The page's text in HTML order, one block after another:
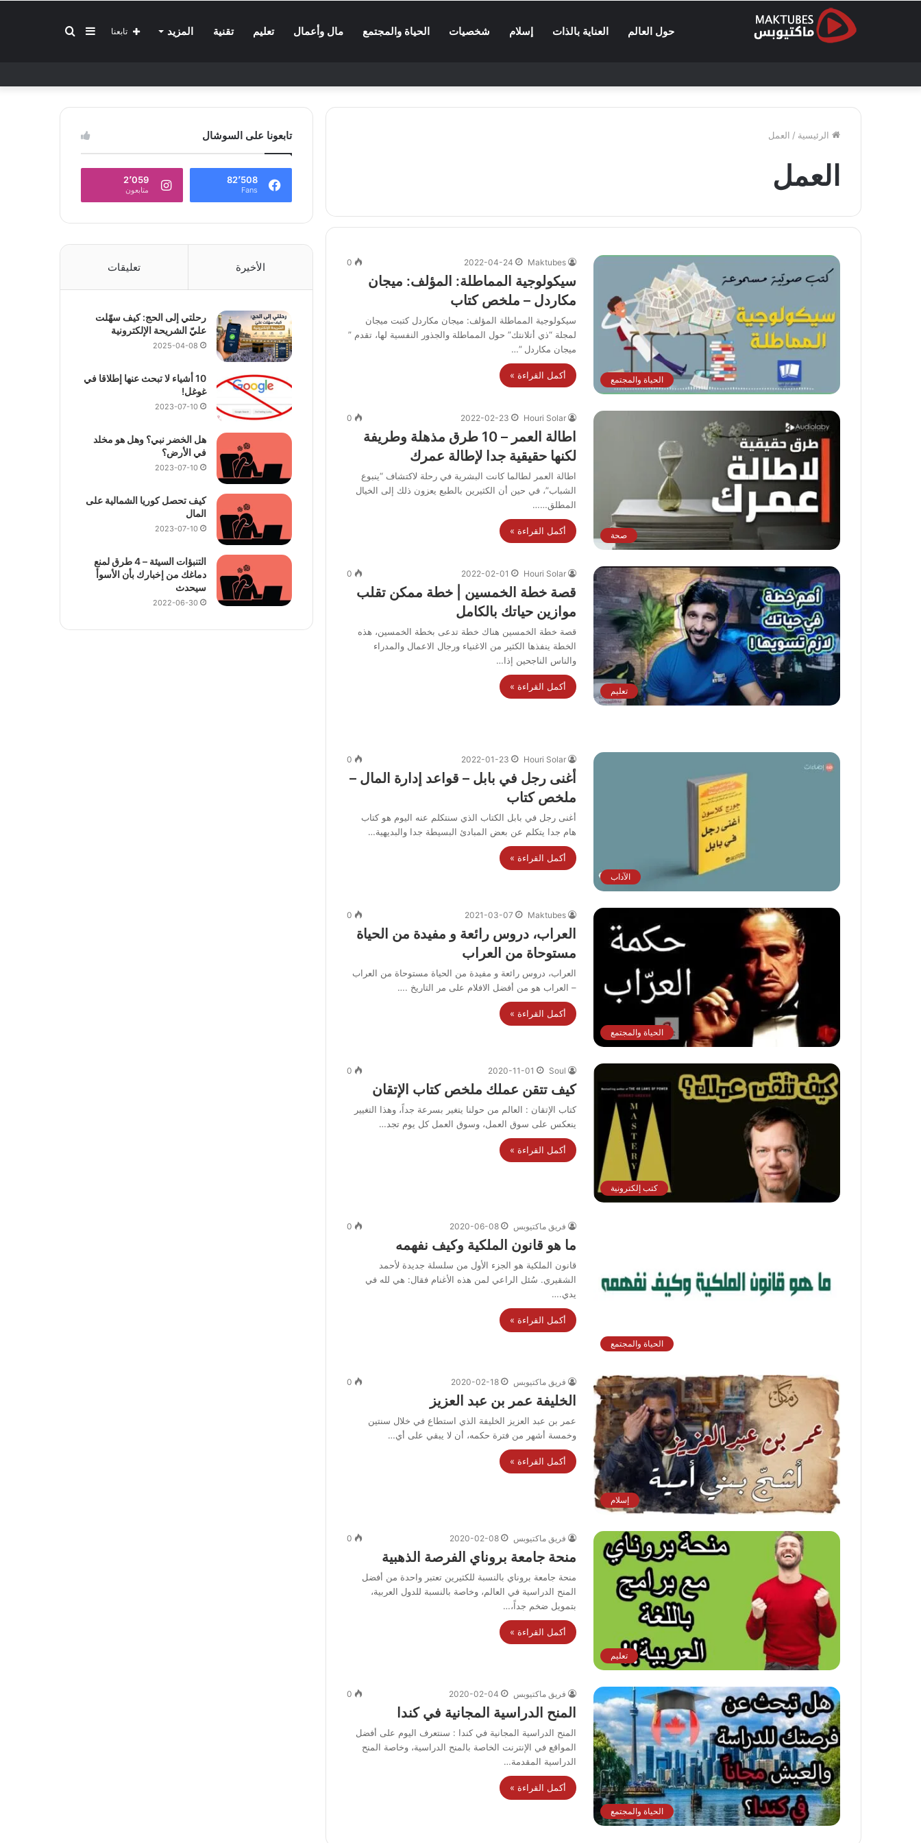
حول العالم العناية بالذات إسلام شخصيات الحياة والمجتمع مال وأعمال تعليم تقنية المزيد بحثإضافة
جانبي
تابعنا
الرئيسية / العمل
العمل
الحياة والمجتمع
Maktubes
2022-04-24
0
سيكولوجية المماطلة: المؤلف: ميجان
مكاردل – ملخص كتاب
سيكولوجية المماطلة المؤلف: ميجان مكاردل كتبت ميجان
لمجلة “ذي أتلانتك” حول المماطلة والجذور النفسية لها، تقدم ”
ميجان مكاردل ”…
أكمل القراءة »
صحة
Houri Solar
2022-02-23
0
اطالة العمر – 10 طرق مذهلة وطريفة
لكنها حقيقية جدا لإطالة عمرك
اطالة العمر لطالما كانت البشرية في رحلة لاكتشاف “ينبوع
الشباب”، في حين أن الكثيرين بالطبع يعزون ذلك إلى الخيال
المطلق……
أكمل القراءة »
تعليم
Houri Solar
2022-02-01
0
قصة خطة الخمسين | خطة ممكن تقلب
موازين حياتك بالكامل
قصة خطة الخمسين هناك خطة تدعى بخطة الخمسين، هذه
الخطة ينفذها الكثير من الاغنياء ورجال الاعمال والمدراء
والناس الناجحين إذا…
أكمل القراءة »
الآداب
Houri Solar
2022-01-23
0
أغنى رجل في بابل – قواعد إدارة المال –
ملخص كتاب
أغنى رجل في بابل الكتاب الذي سنتكلم عنه اليوم هو كتاب
هام جدا يتكلم عن بعض المبادئ البسيطة جدا والبديهية…
أكمل القراءة »
الحياة والمجتمع
Maktubes
2021-03-07
0
العراب، دروس رائعة و مفيدة من الحياة
مستوحاة من العراب
العراب، دروس رائعة و مفيدة من الحياة مستوحاة من العراب
– العراب هو من أفضل الافلام على مر التاريخ .…
أكمل القراءة »
كتب إلكترونية
Soul
2020-11-01
0
كيف تتقن عملك ملخص كتاب الإتقان
كتاب الإتقان : العالم من حولنا يتغير بسرعة جداً، وهذا التغيير
ينعكس على سوق العمل، وسوق العمل كل يوم تجد…
أكمل القراءة »
الحياة والمجتمع
فريق ماكتيوبس 2020-06-08
0
ما هو قانون الملكية وكيف نفهمه
قانون الملكية هو الجزء الأول من سلسلة جديدة لأحمد
الشقيري. سُئل الراعي لمن هذه الأغنام فقال: هي لله في
يدي.…
أكمل القراءة »
إسلام
فريق ماكتيوبس 2020-02-18
0
الخليفة عمر بن عبد العزيز
عمر بن عبد العزيز الخليفة الذي استطاع في خلال سنتين
وخمسة أشهر من فترة حكمه، أن لا يبقي على أي…
أكمل القراءة »
تعليم
فريق ماكتيوبس 2020-02-08
0
منحة جامعة بروناي الفرصة الذهبية
منحة جامعة بروناي بالنسبة للكثيرين تعتبر واحدة من أفضل
المنح الدراسية في العالم، وخاصة بالنسبة للدول العربية،
بتمويل ضخم جداً،…
أكمل القراءة »
الحياة والمجتمع
فريق ماكتيوبس 2020-02-04
0
المنح الدراسية المجانية في كندا
المنح الدراسية المجانية في كندا : سنتعرف اليوم على أفضل
المواقع في الإنترنت الخاصة بالمنح الدراسية، وخاصة المنح
الدراسية المقدمة…
أكمل القراءة »
تابعونا على السوشال
82٬508
Fans
2٬059
متابعون
الأخيرة تعليقات
رحلتي إلى الحج: كيف سهّلت
عليّ الشريحة الإلكترونية
2025-04-08
10 أشياء لا تبحث عنها إطلاقا في
غوغل!
2023-07-10
هل الخضر نبي؟ وهل هو مخلد
في الأرض؟
2023-07-10
كيف تحصل كوريا الشمالية على
المال
2023-07-10
التنبؤات السيئة – 4 طرق لمنع
دماغك من إخبارك بأن الأسوأ
سيحدث
2022-06-30